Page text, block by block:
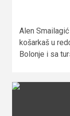
Alen
košarkaš u
Bolonje i sa